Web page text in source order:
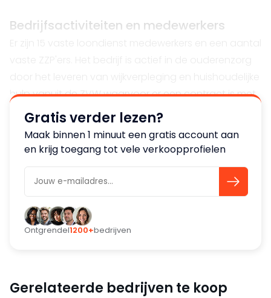
Bedrijfsactiviteiten en medewerkers
hulp vanuit de ZVW waarvoor er een contract is met
de belangrijkste verzekeraar in de regio en WLZ en
WMO vanuit de pgb.
Mogelijkheden
Er is veel groei potentieel en het bedrijf onderhoud
goede contacten met de lokale Ggemeente,
huisartsen en transferverpleegkundige. Daarnaast
beschikt het bedrijf over een ISO-certificaat en SBB-
Kerncijfers
Gratis verder lezen?
Maak binnen 1 minuut een gratis account aan
en krijg toegang tot vele verkoopprofielen
Ontgrendel1200+bedrijven
Gerelateerde bedrijven te koop